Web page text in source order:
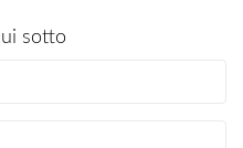
sotto